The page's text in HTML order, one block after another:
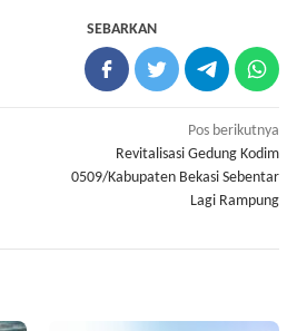
SEBARKAN
Pos berikutnya
Revitalisasi Gedung Kodim
0509/Kabupaten Bekasi Sebentar
Lagi Rampung